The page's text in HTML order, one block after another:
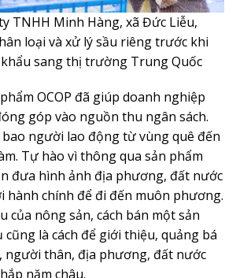
đồng nghĩa với 96 câu chuyện
hết sức đặc sắc, khác biệt của
quê. Đó cũng là 96 niềm tự hào của
của người dân và chính quyền địa
mang thương hiệu OCOP đang